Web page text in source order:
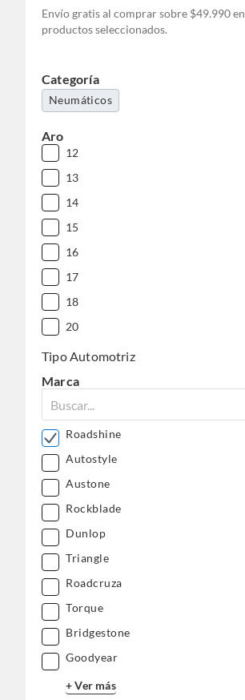
Envío gratis al comprar sobre $49.990 en
productos seleccionados.
Categoría
Neumáticos
Aro
12
13
14
15
16
17
18
20
Tipo Automotriz
Marca
Roadshine
Autostyle
Austone
Rockblade
Dunlop
Triangle
Roadcruza
Torque
Bridgestone
Goodyear
+ Ver más